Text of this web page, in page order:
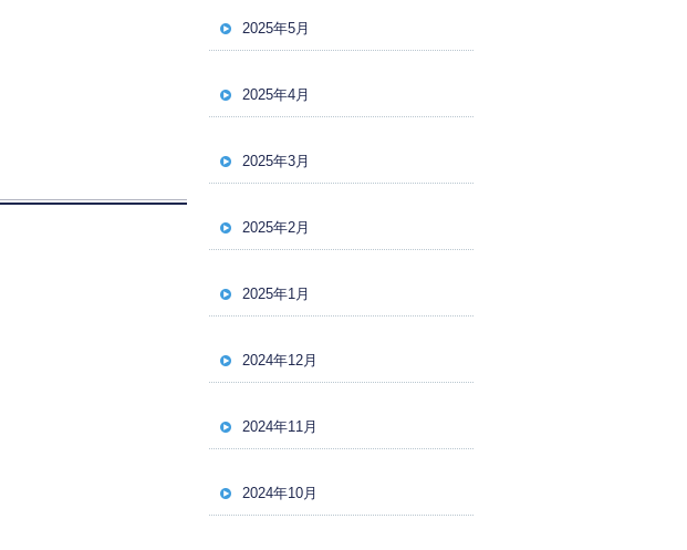
2025年5月
2025年4月
2025年3月
2025年2月
2025年1月
2024年12月
2024年11月
2024年10月